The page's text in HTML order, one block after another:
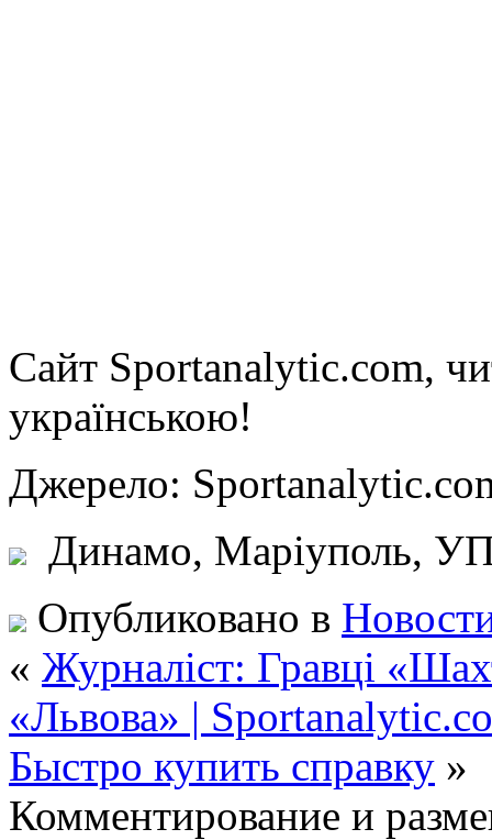
Сайт Sportanalytic.com,
українською!
Джерело:
Динамо, Маріуполь,
Опубликовано в
« Журналіст: Гравці
«Львова» |
Быстро купить справку »
Комментирование и